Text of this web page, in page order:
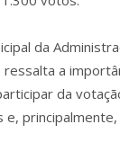
da
ressalta a
da
e,